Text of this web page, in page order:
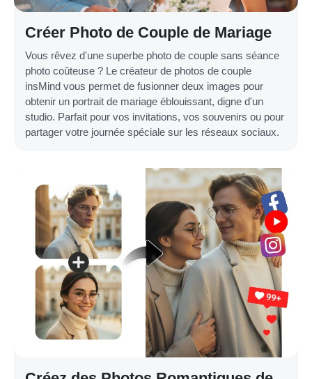
Créer Photo de Couple de Mariage
Vous rêvez d'une superbe photo de couple sans séance
photo coûteuse ? Le créateur de photos de couple
insMind vous permet de fusionner deux images pour
obtenir un portrait de mariage éblouissant, digne d'un
studio. Parfait pour vos invitations, vos souvenirs ou pour
partager votre journée spéciale sur les réseaux sociaux.